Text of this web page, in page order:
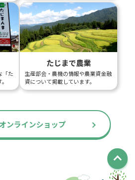
「た
たじまで農業
生産部会・農機の情報や農業資金融
資について掲載しています。
オンラインショップ